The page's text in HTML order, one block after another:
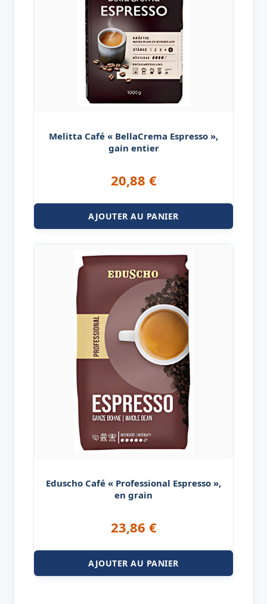
Melitta Café « BellaCrema Espresso »,
gain entier
20,88 €
AJOUTER AU PANIER
Eduscho Café « Professional Espresso »,
en grain
23,86 €
AJOUTER AU PANIER